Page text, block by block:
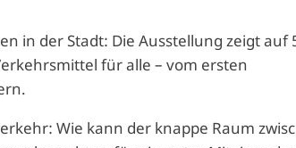
in der Stadt: Die Ausstellung zeigt auf
für alle – vom ersten
Wie kann der knappe Raum